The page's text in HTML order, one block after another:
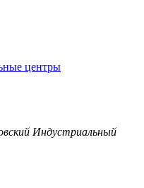
центры
Индустриальный